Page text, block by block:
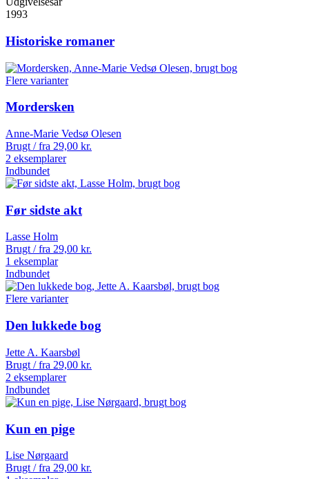
1993
Historiske romaner
Flere varianter
Mordersken
Anne-Marie Vedsø Olesen
Brugt / fra 29,00 kr.
2 eksemplarer
Indbundet
Før sidste akt
Lasse Holm
Brugt / fra 29,00 kr.
1 eksemplar
Indbundet
Flere varianter
Den lukkede bog
Jette A. Kaarsbøl
Brugt / fra 29,00 kr.
2 eksemplarer
Indbundet
Kun en pige
Lise Nørgaard
Brugt / fra 29,00 kr.